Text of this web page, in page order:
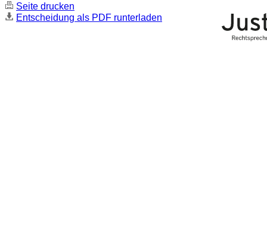
Seite drucken
Entscheidung als PDF runterladen